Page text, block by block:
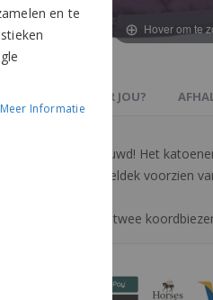
Hover om te
zadeldek is vernieuwd! Het
is het zadeldek voorzien
met één of twee
OOK IETS VOOR JOU?
en te
Meer Informatie